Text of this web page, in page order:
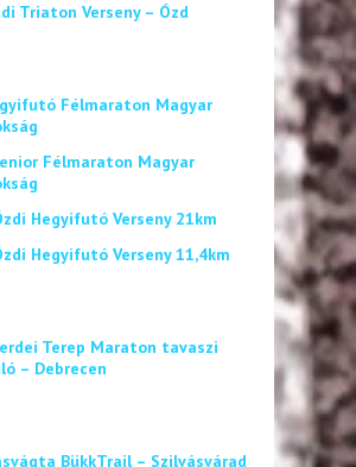
Triaton Verseny – Ózd
Félmaraton Magyar
Félmaraton Magyar
Hegyifutó Verseny 21km
Hegyifutó Verseny 11,4km
Terep Maraton tavaszi
– Debrecen
BükkTrail – Szilvásvárad